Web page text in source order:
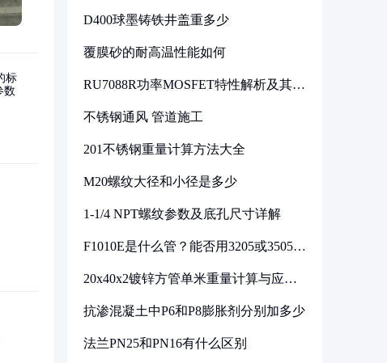
D400球墨铸铁井盖重多少
覆膜砂的耐高温性能如何
RU7088R功率MOSFET特性解析及其在
不锈钢通风 管道施工
201不锈钢重量计算方法大全
M20螺纹大径和小径是多少
1-1/4 NPT螺纹参数及底孔尺寸详解
F1010E是什么管？能否用3205或3505代
20x40x2镀锌方管单米重量计算与应用
抗渗混凝土中P6和P8膨胀剂分别加多少
法兰PN25和PN16有什么区别